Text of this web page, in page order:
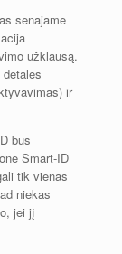
senajame
užklausą.
ir
bus
Smart-ID
tik vienas
niekas
jei jį